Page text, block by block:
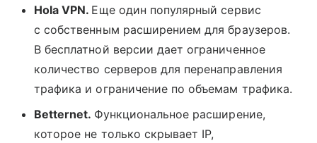
Hola VPN. Еще один популярный сервис
с собственным расширением для браузеров.
В бесплатной версии дает ограниченное
количество серверов для перенаправления
трафика и ограничение по объемам трафика.
Betternet. Функциональное расширение,
которое не только скрывает IP,